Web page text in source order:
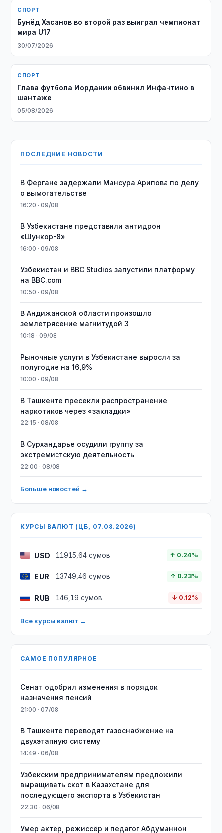
СПОРТ
Бунёд Хасанов во второй раз выиграл чемпионат
мира U17
30/07/2026
СПОРТ
Глава футбола Иордании обвинил Инфантино в
шантаже
05/08/2026
ПОСЛЕДНИЕ НОВОСТИ
В Фергане задержали Мансура Арипова по делу
о вымогательстве
16:20 · 09/08
В Узбекистане представили антидрон
«Шункор-8»
16:00 · 09/08
Узбекистан и BBC Studios запустили платформу
на BBC.com
10:50 · 09/08
В Андижанской области произошло
землетрясение магнитудой 3
10:18 · 09/08
Рыночные услуги в Узбекистане выросли за
полугодие на 16,9%
10:00 · 09/08
В Ташкенте пресекли распространение
наркотиков через «закладки»
22:15 · 08/08
В Сурхандарье осудили группу за
экстремистскую деятельность
22:00 · 08/08
Больше новостей →
КУРСЫ ВАЛЮТ (ЦБ, 07.08.2026)
USD 11915,64 сумов ↑ 0.24%
EUR 13749,46 сумов ↑ 0.23%
RUB 146,19 сумов ↓ 0.12%
Все курсы валют →
САМОЕ ПОПУЛЯРНОЕ
Сенат одобрил изменения в порядок
назначения пенсий
21:00 · 07/08
В Ташкенте переводят газоснабжение на
двухэтапную систему
14:49 · 06/08
Узбекским предпринимателям предложили
выращивать скот в Казахстане для
последующего экспорта в Узбекистан
22:30 · 06/08
Умер актёр, режиссёр и педагог Абдуманнон